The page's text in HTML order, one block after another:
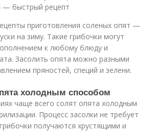
— быстрый рецепт
приготовления соленых опят —
на зиму. Такие грибочки могут
к любому блюду и
Засолить опята можно разными
пряностей, специй и зелени.
холодным способом
чаще всего солят опята холодным
Процесс засолки не требует
получаются хрустящими и